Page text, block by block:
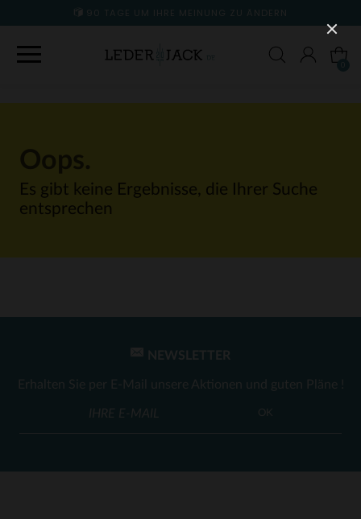
90 TAGE UM IHRE MEINUNG ZU ÄNDERN
Es gibt keine Ergebnisse, die Ihrer Suche
entsprechen
NEWSLETTER
Erhalten Sie per E-Mail unsere Aktionen und guten Pläne !
OK